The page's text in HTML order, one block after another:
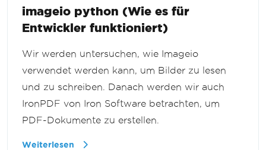
imageio python (Wie es für
Entwickler funktioniert)
Wir werden untersuchen, wie Imageio
verwendet werden kann, um Bilder zu lesen
und zu schreiben. Danach werden wir auch
IronPDF von Iron Software betrachten, um
PDF-Dokumente zu erstellen.
Weiterlesen